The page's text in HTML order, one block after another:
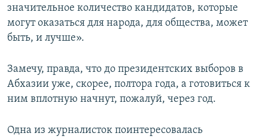
значительное количество кандидатов, которые
могут оказаться для народа, для общества, может
быть, и лучше».
Замечу, правда, что до президентских выборов в
Абхазии уже, скорее, полтора года, а готовиться к
ним вплотную начнут, пожалуй, через год.
Одна из журналисток поинтересовалась